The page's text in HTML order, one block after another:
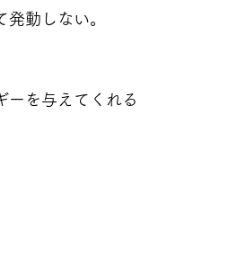
動しない。
ーを与えてくれる